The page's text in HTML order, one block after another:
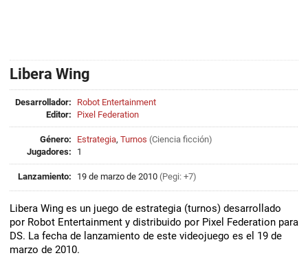
Libera Wing
Desarrollador:
Robot Entertainment
Editor:
Pixel Federation
Género: Estrategia, Turnos (Ciencia ficción)
Jugadores:
1
Lanzamiento: 19 de marzo de 2010 (Pegi: +7)
Libera Wing es un juego de estrategia (turnos) desarrollado
por Robot Entertainment y distribuido por Pixel Federation para
DS. La fecha de lanzamiento de este videojuego es el 19 de
marzo de 2010.